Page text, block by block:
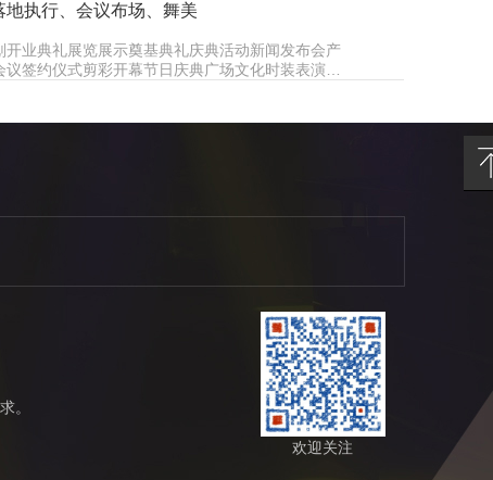
执行、会议布场、舞美
业典礼展览展示奠基典礼庆典活动新闻发布会产
签约仪式剪彩开幕节日庆典广场文化时装表演…
。
欢迎关注